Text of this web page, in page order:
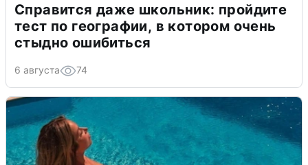
Справится даже школьник: пройдите
тест по географии, в котором очень
стыдно ошибиться
6 августа 74